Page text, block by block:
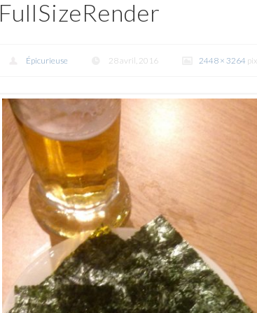
FullSizeRender
Épicurieuse 28 avril, 2016 2448 × 3264